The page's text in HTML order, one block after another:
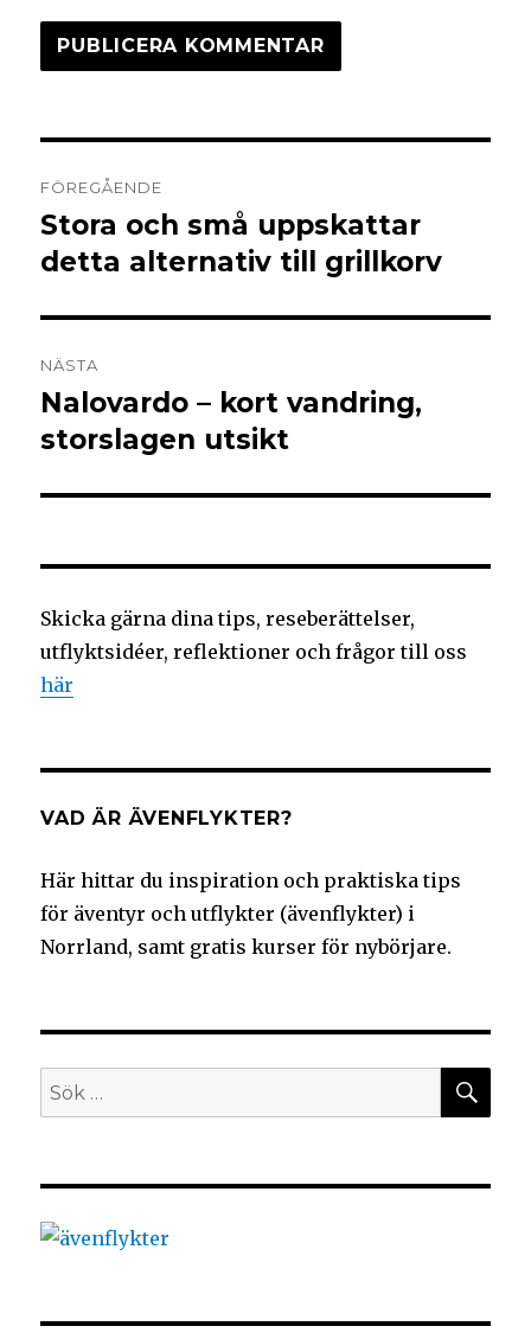
FÖREGÅENDE
Stora och små uppskattar
detta alternativ till grillkorv
NÄSTA
Nalovardo – kort vandring,
storslagen utsikt
Skicka gärna dina tips, reseberättelser,
utflyktsidéer, reflektioner och frågor till oss
här
VAD ÄR ÄVENFLYKTER?
Här hittar du inspiration och praktiska tips
för äventyr och utflykter (ävenflykter) i
Norrland, samt gratis kurser för nybörjare.